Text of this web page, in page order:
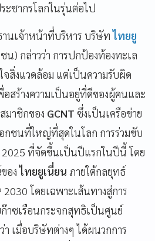
ชากรโลกในรุ่นต่อไป
นเจ้าหน้าที่บริหาร บริษัทไทยยู
น) กล่าวว่า การปกป้องท้องทะเล
จสิ่งแวดล้อม แต่เป็นความรับผิด
สร้างความเป็นอยู่ที่ดีของผู้คนและ
มาชิกของ GCNT ซึ่งเป็นเครือข่าย
กชนที่ใหญ่ที่สุดในโลก การร่วมขับ
2025 ที่จัดขึ้นเป็นปีแรกในปีนี้ โดย
องไทยยูเนี่ยน ภายใต้กลยุทธ์
2030 โดยเฉพาะเส้นทางสู่การ
าซเรือนกระจกสุทธิเป็นศูนย์
เมื่อบริษัทต่างๆ ได้ผนวกการ